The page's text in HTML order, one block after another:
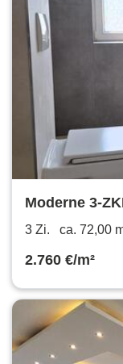
Moderne 3-
ruhige,
3 Zi. ca. 72,00
2.760 €/m²